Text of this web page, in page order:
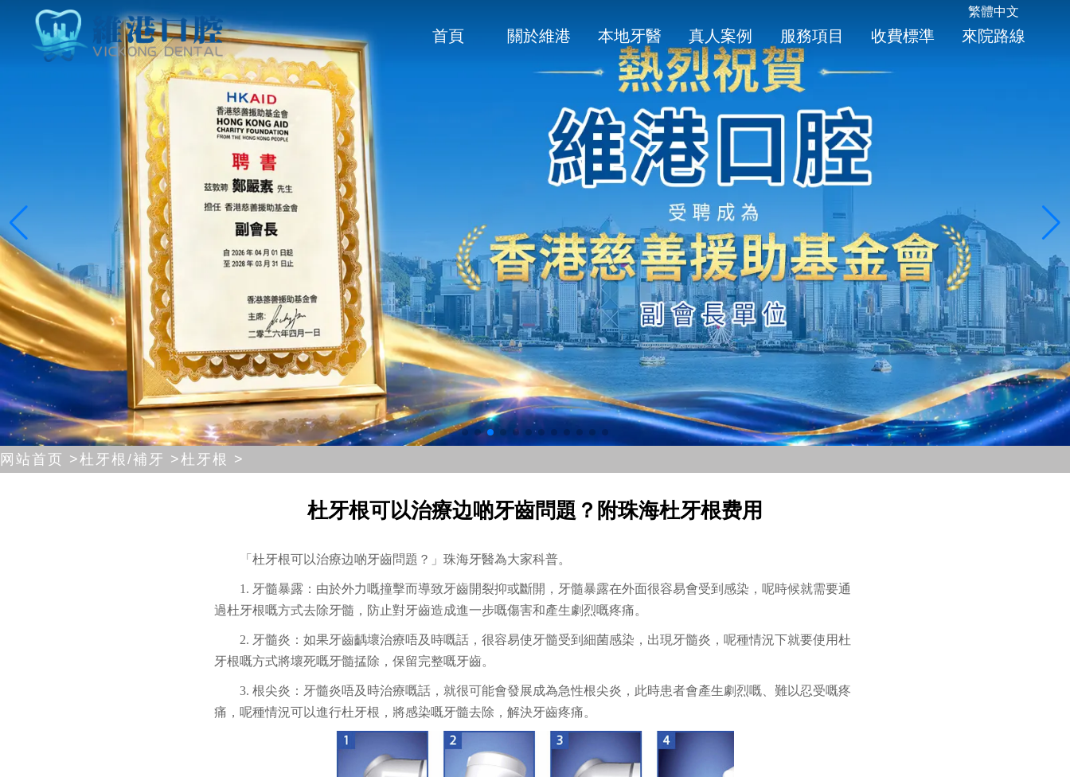
繁體中文
首頁 關於維港 本地牙醫 真人案例 服務項目 收費標準 來院路線
网站首页 >杜牙根/補牙 >杜牙根 >
杜牙根可以治療边啲牙齒問題？附珠海杜牙根费用
「杜牙根可以治療边啲牙齒問題？」珠海牙醫為大家科普。
1. 牙髓暴露：由於外力嘅撞擊而導致牙齒開裂抑或斷開，牙髓暴露在外面很容易會受到感染，呢時候就需要通
過杜牙根嘅方式去除牙髓，防止對牙齒造成進一步嘅傷害和產生劇烈嘅疼痛。
2. 牙髓炎：如果牙齒齲壞治療唔及時嘅話，很容易使牙髓受到細菌感染，出現牙髓炎，呢種情況下就要使用杜
牙根嘅方式將壞死嘅牙髓掹除，保留完整嘅牙齒。
3. 根尖炎：牙髓炎唔及時治療嘅話，就很可能會發展成為急性根尖炎，此時患者會產生劇烈嘅、難以忍受嘅疼
痛，呢種情況可以進行杜牙根，將感染嘅牙髓去除，解決牙齒疼痛。